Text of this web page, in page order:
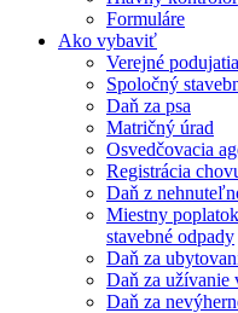
Formuláre
Ako vybaviť
Verejné podujatia
Spoločný
Daň za psa
Matričný úrad
Osvedčovacia
Registrácia
Daň z
Miestny
stavebné odpady
Daň za
Daň za užívanie
Daň za